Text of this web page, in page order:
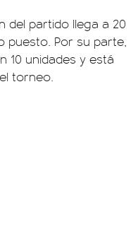
del partido llega a 20
puesto. Por su parte,
10 unidades y está
torneo.